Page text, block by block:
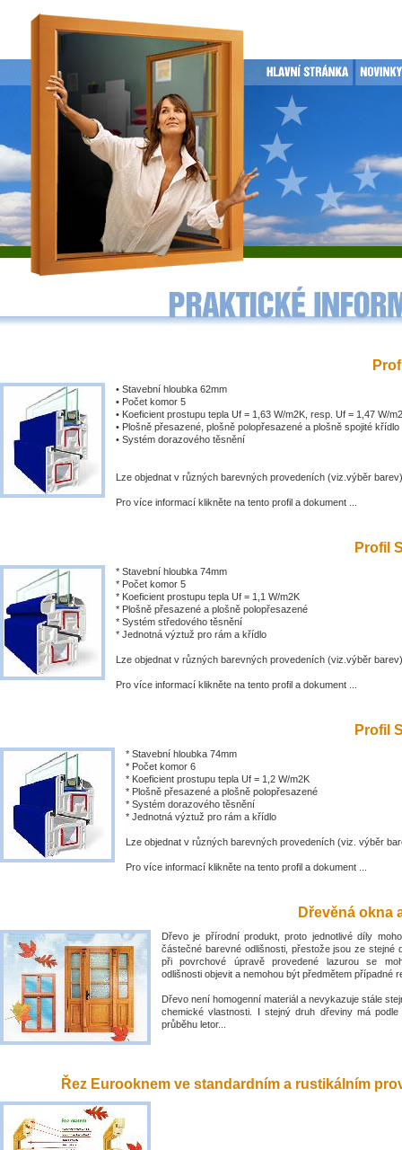
• Stavební hloubka 62mm
• Počet komor 5
• Koeficient prostupu tepla Uf = 1,63 W/m2K, resp. Uf = 1,47 W/
• Plošně přesazené, plošně polopřesazené a plošně spojité křídlo
• Systém dorazového těsnění
Lze objednat v různých barevných provedeních (viz.výběr barev)
Pro více informací klikněte na tento profil a dokument ...
Profil
* Stavební hloubka 74mm
* Počet komor 5
* Koeficient prostupu tepla Uf = 1,1 W/m2K
* Plošně přesazené a plošně polopřesazené
* Systém středového těsnění
* Jednotná výztuž pro rám a křídlo
Lze objednat v různých barevných provedeních (viz.výběr barev)
Pro více informací klikněte na tento profil a dokument ...
Profil
* Stavební hloubka 74mm
* Počet komor 6
* Koeficient prostupu tepla Uf = 1,2 W/m2K
* Plošně přesazené a plošně polopřesazené
* Systém dorazového těsnění
* Jednotná výztuž pro rám a křídlo
Lze objednat v různých barevných provedeních (viz. výběr
Pro více informací klikněte na tento profil a dokument ...
Dřevěná okna
Dřevo je přírodní produkt, proto jednotlivé díly
částečné barevné odlišnosti, přestože jsou ze stejné
při povrchové úpravě provedené lazurou se
odlišnosti objevit a nemohou být předmětem případné
Dřevo není homogenní materiál a nevykazuje stále
chemické vlastnosti. I stejný druh dřeviny má
průběhu letor...
Řez Eurooknem ve standardním a rustikálním